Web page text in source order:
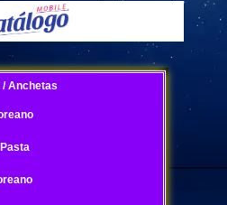
/ Anchetas